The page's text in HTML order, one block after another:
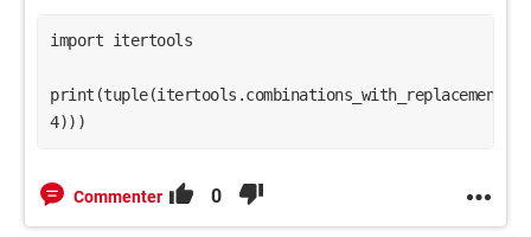
import itertools
4)))
Commenter 0